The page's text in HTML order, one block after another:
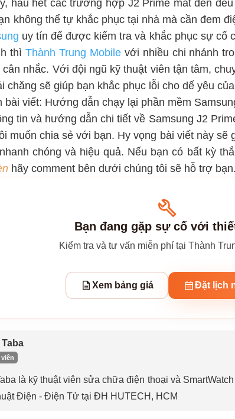
hầu hết các trường hợp J2 Prime mất đèn
không thể tự khắc phục tại nhà mà cần đem
uy tín để được kiểm tra và khắc phục sự cố
thì Thành Trung Mobilevới nhiều chi nhánh
nhắc. Với đội ngũ kỹ thuật viên tận tâm,
chăng sẽ giúp bạn khắc phục lỗi cho dế yêu
bài viết: Hướng dẫn chạy lại phần mềm
tin và hướng dẫn chi tiết về Samsung J2
muốn chia sẻ với bạn. Hy vọng bài viết này sẽ
chóng và hiệu quả. Nếu bạn có bất kỳ
hãy comment bên dưới chúng tôi sẽ hỗ trợ bạn.
Bạn đang gặp sự cố với
Kiểm tra và tư vấn miễn phí tại Thành
Xem bảng giá Đặt lịch
là kỹ thuật viên sửa chữa điện thoại và
Điện - Điện Tử tại ĐH HUTECH, HCM